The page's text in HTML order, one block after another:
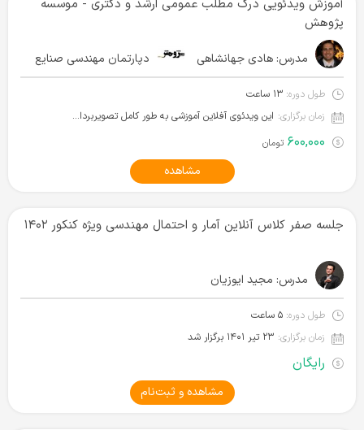
آموزش ویدئویی درک مطلب عمومی ارشد و دکتری - موسسه
پژوهش
مدرس: هادی جهانشاهی دپارتمان مهندسی صنایع
طول دوره: ۱۳ ساعت
زمان برگزاری:
این ویدئوی آفلاین آموزشی به طور کامل تصویربرداری شده و آماده دانلود است.
۶۰۰,۰۰۰ تومان
مشاهده
جلسه صفر کلاس آنلاین آمار و احتمال مهندسی ویژه کنکور ۱۴۰۲
مدرس: مجید ایوزیان
طول دوره: ۵ ساعت
زمان برگزاری: ۲۳ تیر ۱۴۰۱ برگزار شد
رایگان
مشاهده و ثبت‌نام